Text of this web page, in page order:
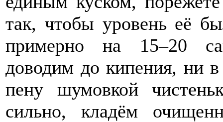
так, чтобы уровень её
примерно на 15–20
доводим до кипения, ни
пену шумовкой
сильно, кладём